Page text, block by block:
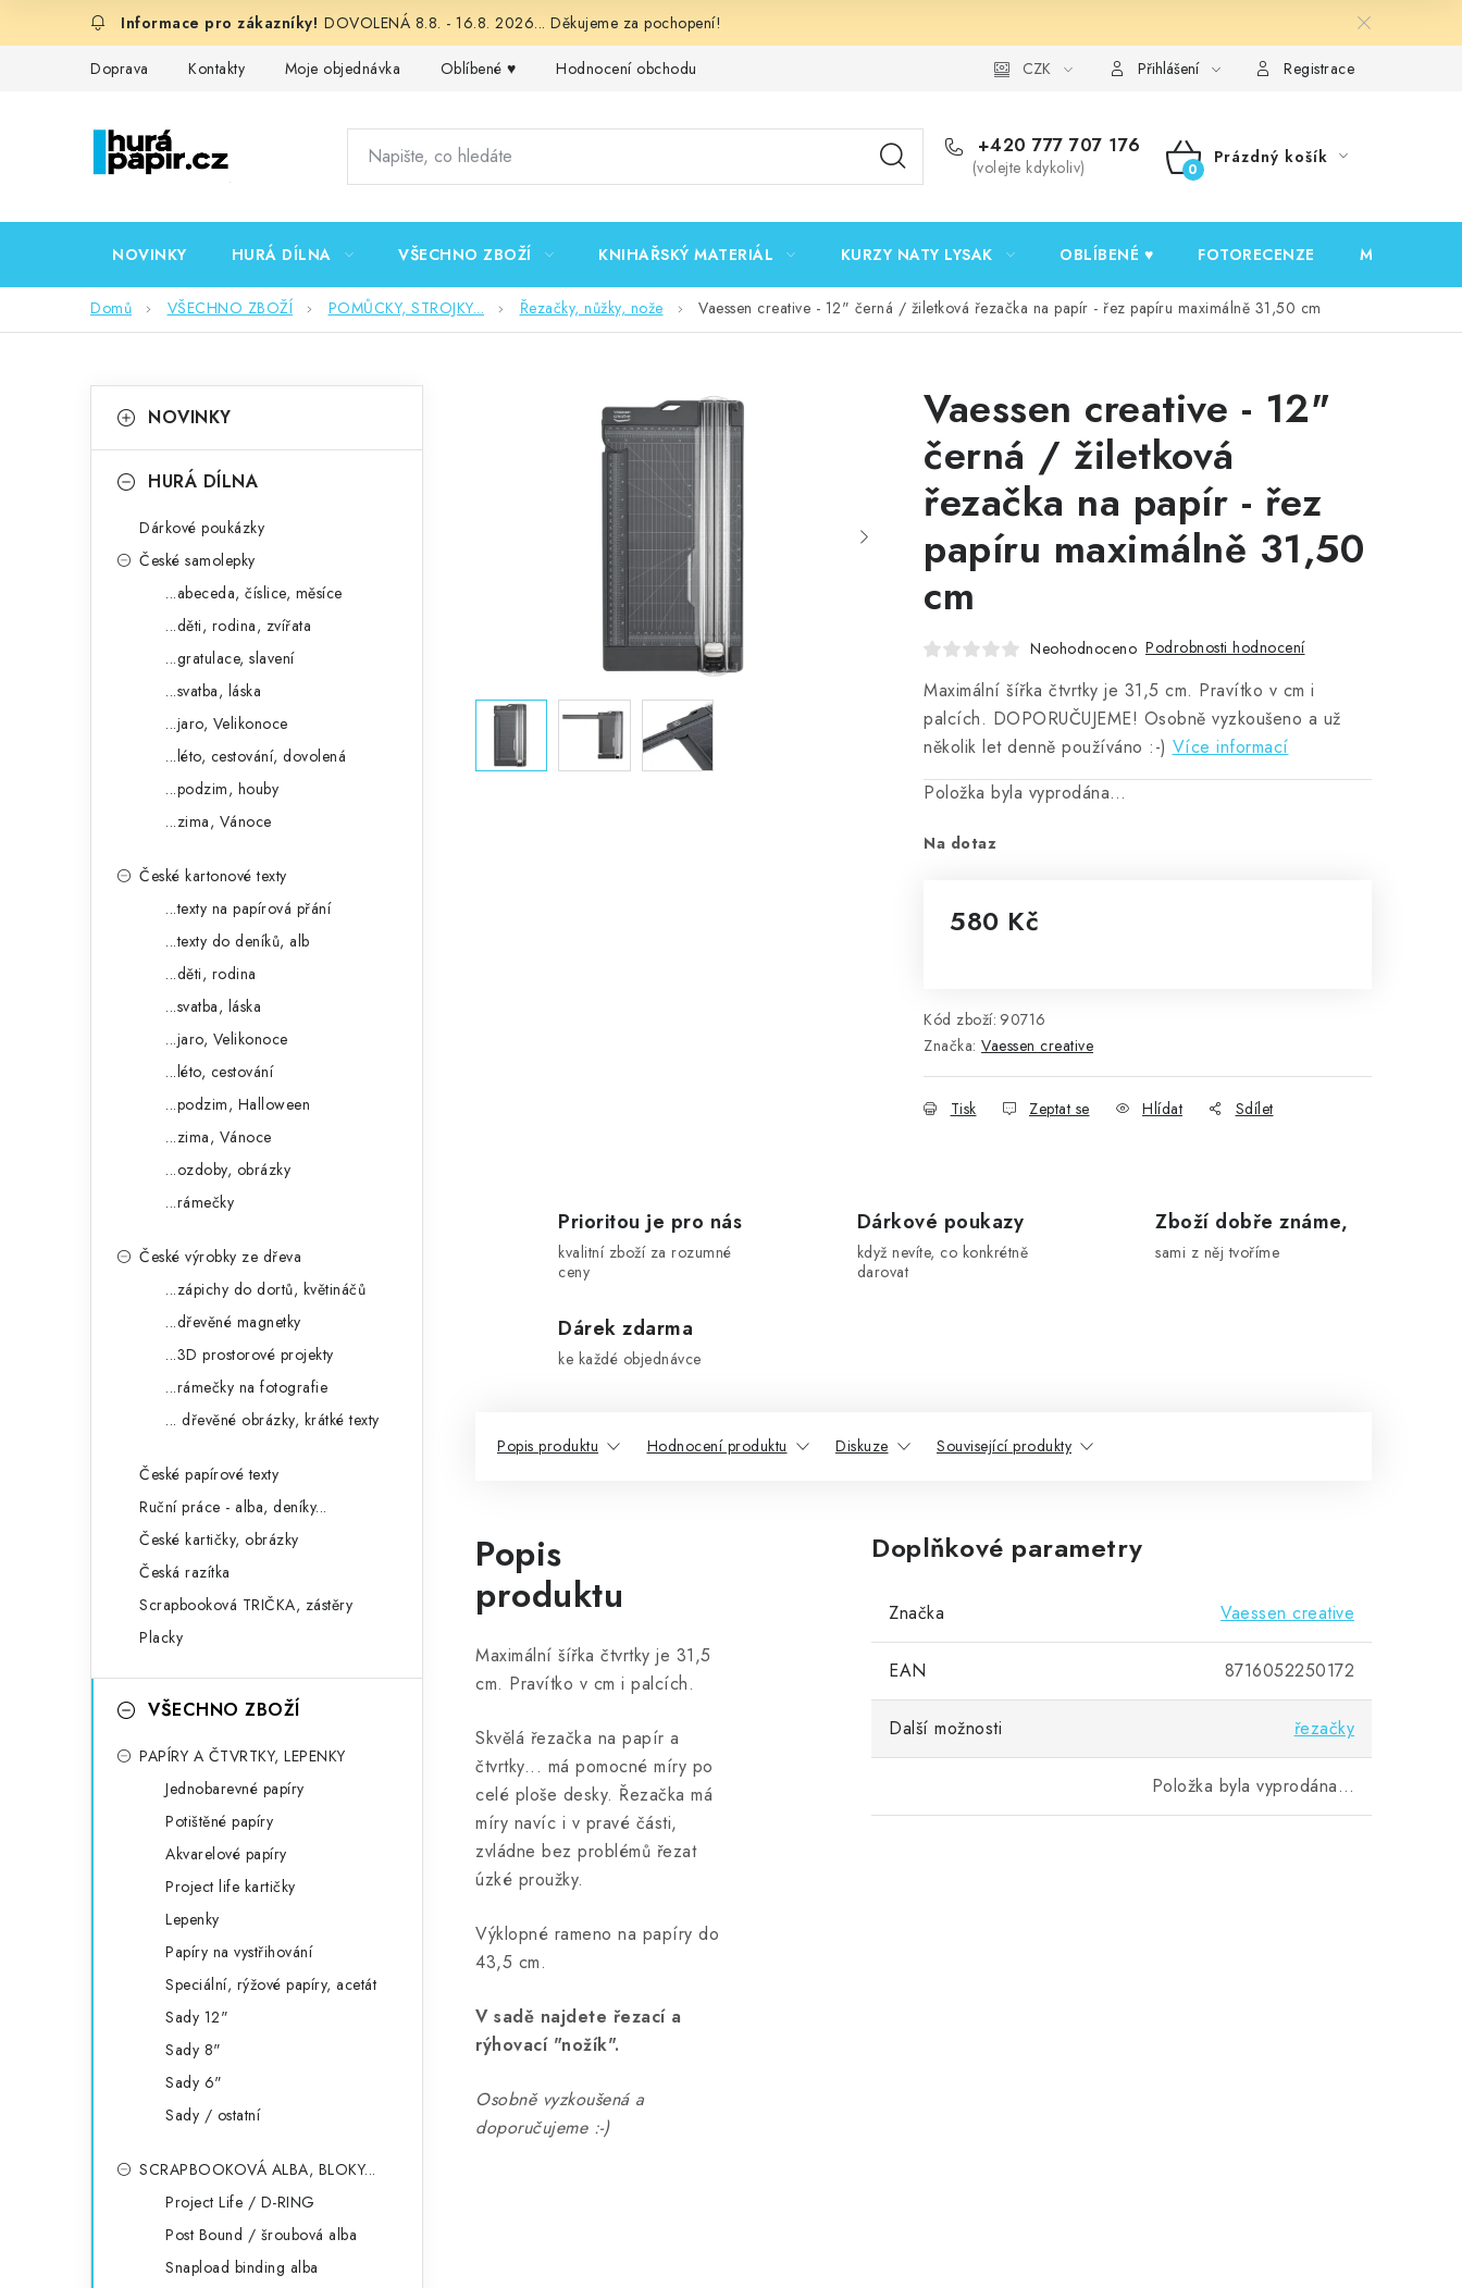
DOVOLENÁ 8.8. - 16.8. 2026... Děkujeme za pochopení!
Doprava Kontakty Moje objednávka Oblíbené ♥️ Hodnocení obchodu Podmínky ochrany osobních údajů Ověřování recenzí
CZK Přihlášení Registrace
+420 777 707 176
(volejte kdykoliv)
NÁKUPNÍ
Prázdný košík
NOVINKY HURÁ DÍLNA VŠECHNO ZBOŽÍ KNIHAŘSKÝ MATERIÁL KURZY NATY LYSAK OBLÍBENÉ ♥️ FOTORECENZE MOJE
Domů VŠECHNO ZBOŽÍ POMŮCKY, STROJKY... Řezačky, nůžky, nože Vaessen creative - 12" černá / žiletková řezačka na papír - řez papíru maximálně 31,50 cm
okategorie
a
NOVINKY
HURÁ DÍLNA
Dárkové poukázky
České samolepky
...abeceda, číslice, měsíce
...děti, rodina, zvířata
...gratulace, slavení
...svatba, láska
...jaro, Velikonoce
...léto, cestování, dovolená
...podzim, houby
...zima, Vánoce
České kartonové texty
...texty na papírová přání
...texty do deníků, alb
...děti, rodina
...svatba, láska
...jaro, Velikonoce
...léto, cestování
...podzim, Halloween
...zima, Vánoce
...ozdoby, obrázky
...rámečky
České výrobky ze dřeva
...zápichy do dortů, květináčů
...dřevěné magnetky
...3D prostorové projekty
...rámečky na fotografie
... dřevěné obrázky, krátké texty
České papírové texty
Ruční práce - alba, deníky...
České kartičky, obrázky
Česká razítka
Scrapbooková TRIČKA, zástěry
Placky
VŠECHNO ZBOŽÍ
PAPÍRY A ČTVRTKY, LEPENKY
Jednobarevné papíry
Potištěné papíry
Akvarelové papíry
Project life kartičky
Lepenky
Papíry na vystřihování
Speciální, rýžové papíry, acetát
Sady 12"
Sady 8"
Sady 6"
Sady / ostatní
SCRAPBOOKOVÁ ALBA, BLOKY...
Project Life / D-RING
Post Bound / šroubová alba
Snapload binding alba
Vaessen creative - 12"
černá / žiletková
řezačka na papír - řez
papíru maximálně 31,50
cm
Neohodnoceno Podrobnosti hodnocení
Maximální šířka čtvrtky je 31,5 cm. Pravítko v cm i
palcích. DOPORUČUJEME! Osobně vyzkoušeno a už
několik let denně používáno :-) Více informací
Položka byla vyprodána…
Na dotaz
580 Kč
Kód zboží: 90716
Značka: Vaessen creative
Tisk Zeptat se Hlídat Sdílet
Prioritou je pro nás
kvalitní zboží za rozumné
ceny
Dárkové poukazy
když nevíte, co konkrétně
darovat
Zboží dobře známe,
sami z něj tvoříme
Dárek zdarma
ke každé objednávce
Popis produktu Hodnocení produktu Diskuze Související produkty
Popis
produktu
Maximální šířka čtvrtky je 31,5
cm. Pravítko v cm i palcích.
Skvělá řezačka na papír a
čtvrtky... má pomocné míry po
celé ploše desky. Řezačka má
míry navíc i v pravé části,
zvládne bez problémů řezat
úzké proužky.
Výklopné rameno na papíry do
43,5 cm.
V sadě najdete řezací a
rýhovací "nožík".
Osobně vyzkoušená a
doporučujeme :-)
Doplňkové parametry
Značka Vaessen creative
EAN 8716052250172
Další možnosti řezačky
Položka byla vyprodána…